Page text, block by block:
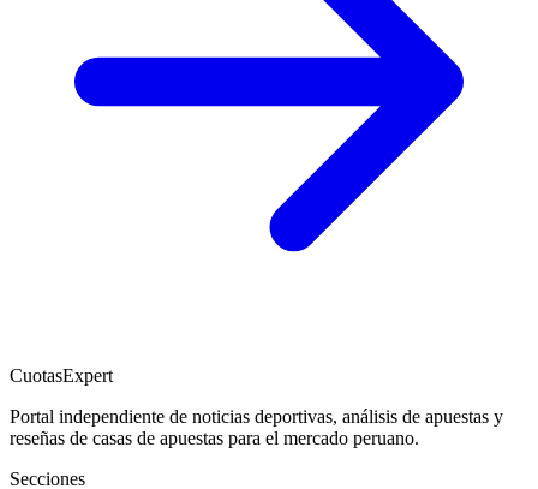
CuotasExpert
Portal independiente de noticias deportivas, análisis de apuestas y
reseñas de casas de apuestas para el mercado peruano.
Secciones